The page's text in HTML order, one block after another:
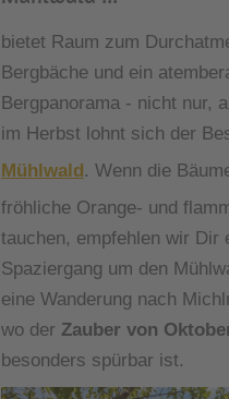
bietet Raum zum
Bergbäche und ein
Bergpanorama - nicht nur,
im Herbst lohnt sich der
Mühlwald . Wenn die
fröhliche Orange- und
tauchen, empfehlen wir Dir
Spaziergang um den
eine Wanderung nach
wo der Zauber von
besonders spürbar ist.